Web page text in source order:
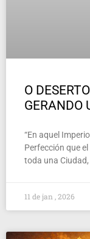
O
GERANDO
“En aquel
Perfección que
toda una Ciudad,
11 de jan , 2026